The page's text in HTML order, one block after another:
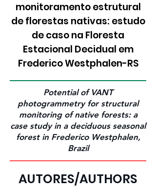
monitoramento estrutural
de florestas nativas: estudo
de caso na Floresta
Estacional Decidual em
Frederico Westphalen-RS
Potential of VANT
photogrammetry for structural
monitoring of native forests: a
case study in a deciduous seasonal
forest in Frederico Westphalen,
Brazil
AUTORES/AUTHORS